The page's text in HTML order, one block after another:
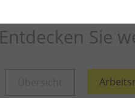
Entdecken Sie